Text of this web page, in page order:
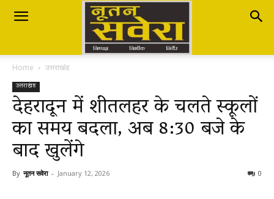
Nutan
Savera
नूतन
सवेरा
Home उत्तराखंड
उत्तराखंड
देहरादून में शीतलहर के चलते स्कूलों
का समय बदला, अब 8:30 बजे के
बाद खुलेंगे
By नूतन सवेरा - January 12, 2026 0